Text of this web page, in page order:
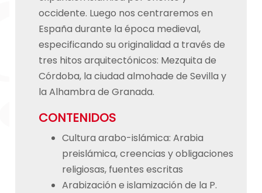
occidente. Luego nos centraremos en
España durante la época medieval,
especificando su originalidad a través de
tres hitos arquitectónicos: Mezquita de
Córdoba, la ciudad almohade de Sevilla y
la Alhambra de Granada.
CONTENIDOS
Cultura arabo-islámica: Arabia
preislámica, creencias y obligaciones
religiosas, fuentes escritas
Arabización e islamización de la P.